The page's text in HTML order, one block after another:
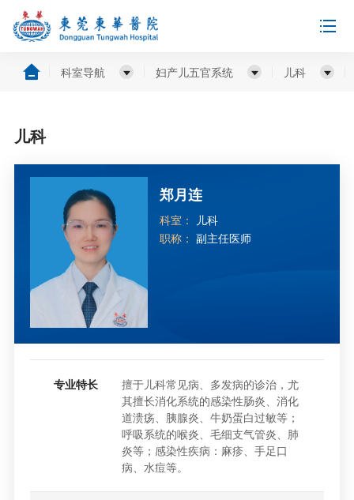
科室导航 妇产儿五官系统 儿科
儿科
郑月连
科室： 儿科
职称： 副主任医师
专业特长
擅于儿科常见病、多发病的诊治，尤
其擅长消化系统的感染性肠炎、消化
道溃疡、胰腺炎、牛奶蛋白过敏等；
呼吸系统的喉炎、毛细支气管炎、肺
炎等；感染性疾病：麻疹、手足口
病、水痘等。